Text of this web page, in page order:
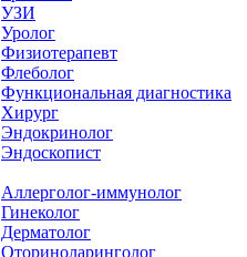
УЗИ
Уролог
Физиотерапевт
Флеболог
Функциональная диагностика
Хирург
Эндокринолог
Эндоскопист
Аллерголог-иммунолог
Гинеколог
Дерматолог
Оториноларинголог